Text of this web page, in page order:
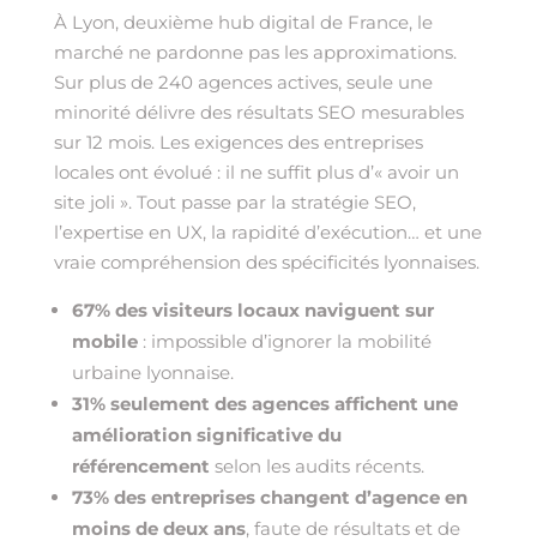
À Lyon, deuxième hub digital de France, le
marché ne pardonne pas les approximations.
Sur plus de 240 agences actives, seule une
minorité délivre des résultats SEO mesurables
sur 12 mois. Les exigences des entreprises
locales ont évolué : il ne suffit plus d’« avoir un
site joli ». Tout passe par la stratégie SEO,
l’expertise en UX, la rapidité d’exécution… et une
vraie compréhension des spécificités lyonnaises.
67% des visiteurs locaux naviguent sur
mobile: impossible d’ignorer la mobilité
urbaine lyonnaise.
31% seulement des agences affichent une
amélioration significative du
référencement selon les audits récents.
73% des entreprises changent d’agence en
moins de deux ans, faute de résultats et de